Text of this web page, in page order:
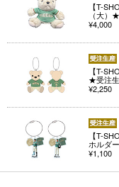
【T-
（大
¥4,000
【T-
★受注
¥2,250
【T-
ホルダ
¥1,100